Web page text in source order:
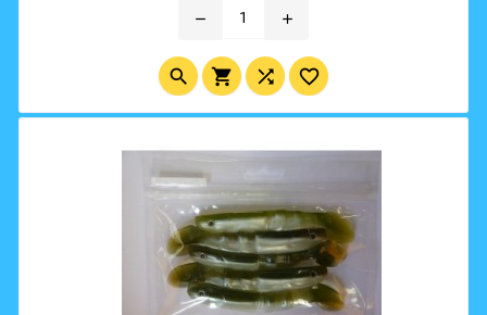
remove add
   